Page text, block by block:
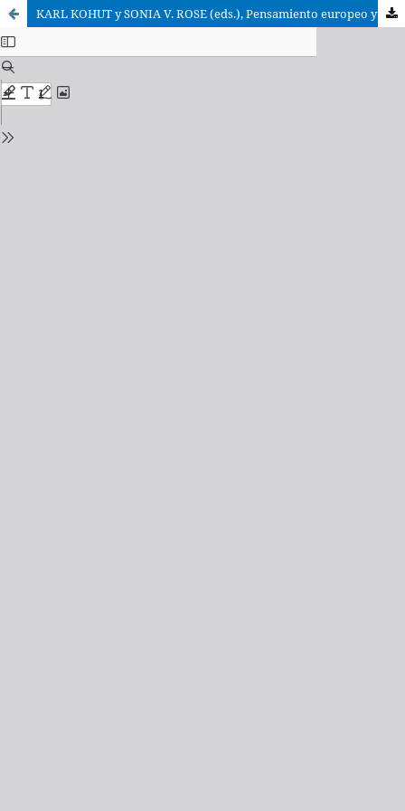
KARL KOHUT y SONIA V. ROSE (eds.), Pensamiento europeo y cultura colonial